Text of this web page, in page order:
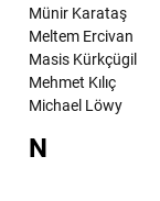
Münir Karataş
Meltem Ercivan
Masis Kürkçügil
Mehmet Kılıç
Michael Löwy
N